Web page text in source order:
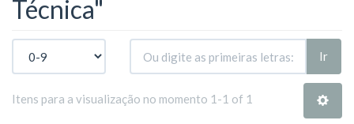
Técnica"
Ir
Itens para a visualização no momento 1-1 of 1